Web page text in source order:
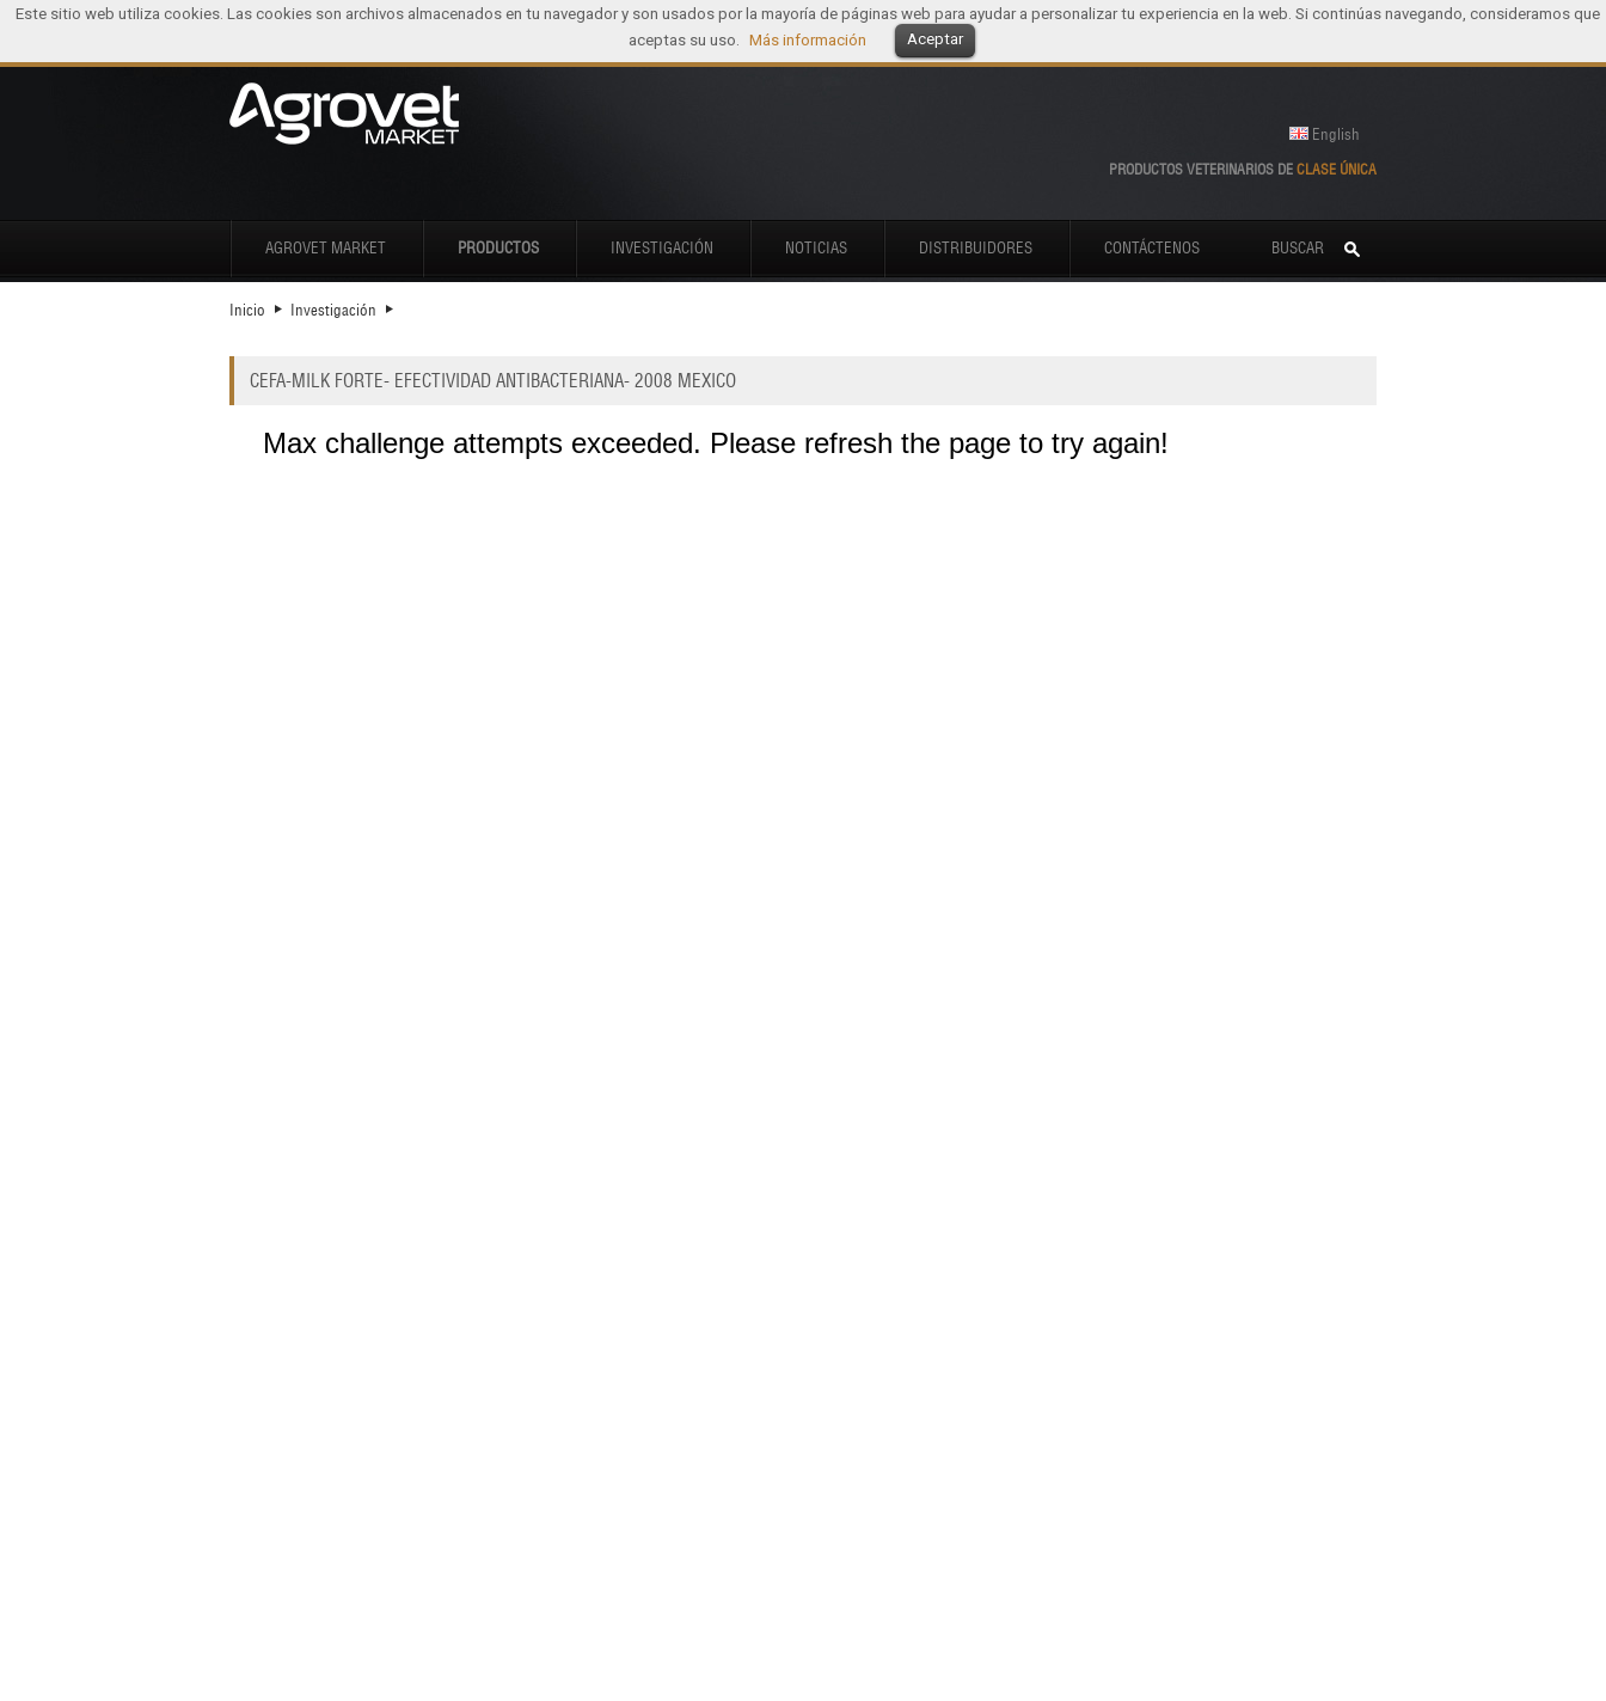
English
PRODUCTOS VETERINARIOS DE CLASE ÚNICA
AGROVET MARKET PRODUCTOS INVESTIGACIÓN NOTICIAS DISTRIBUIDORES CONTÁCTENOS BUSCAR
Inicio Investigación
CEFA-MILK FORTE- EFECTIVIDAD ANTIBACTERIANA- 2008 MEXICO
Este sitio web utiliza cookies. Las cookies son archivos almacenados en tu navegador y son usados por la mayoría de páginas web para ayudar a personalizar tu experiencia en la web. Si continúas navegando, consideramos que
aceptas su uso. Más información Aceptar